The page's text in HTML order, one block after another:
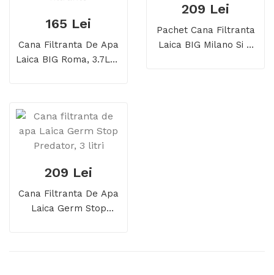
165 Lei
Cana Filtranta De Apa
Laica BIG Roma, 3.7L, +
209 Lei
Pachet Cana Filtranta
Laica BIG Milano Si 4
209 Lei
Cana Filtranta De Apa
Laica Germ Stop